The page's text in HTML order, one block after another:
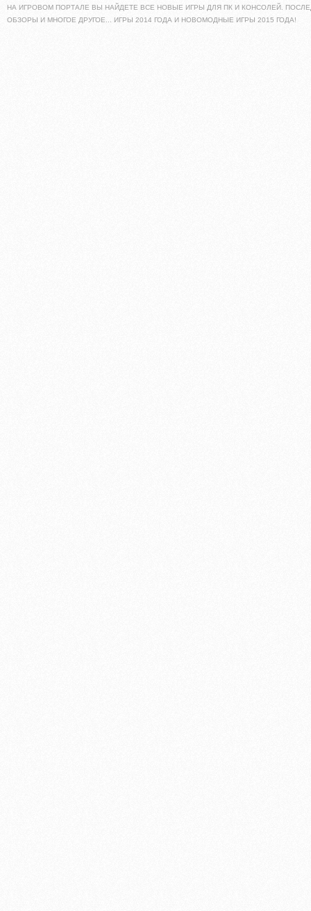
НА ИГРОВОМ ПОРТАЛЕ ВЫ НАЙДЕТЕ ВСЕ НОВЫЕ ИГРЫ ДЛЯ ПК И КОНСОЛЕЙ.
ОБЗОРЫ И МНОГОЕ ДРУГОЕ... ИГРЫ 2014 ГОДА И НОВОМОДНЫЕ ИГРЫ 2015 ГОДА!